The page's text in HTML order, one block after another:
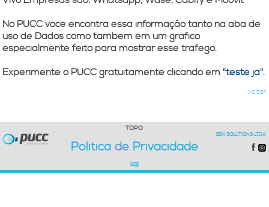
No PUCC você encontra essa informação tanto na aba de
uso de Dados como também em um gráfico
especialmente feito para mostrar esse tráfego.
Experimente o PUCC gratuitamente clicando em "teste já".
voltar
TOPO
Política de Privacidade
BBX SOLUTIONS LTDA